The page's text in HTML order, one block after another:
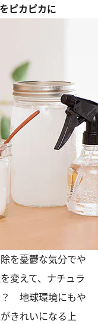
ピカピカに
を憂鬱な気分でや
変えて、ナチュラ
？ 地球環境にもや
きれいになる上